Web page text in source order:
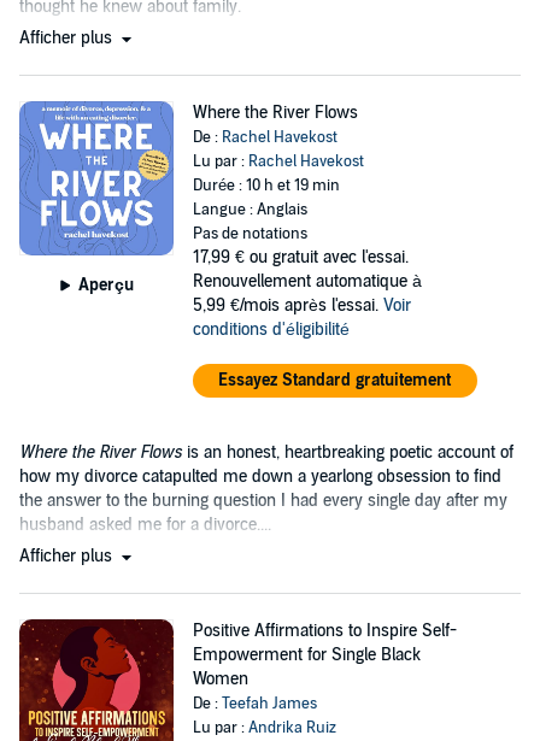
thought he knew about family.
Afficher plus
Aperçu
Where the River Flows
De : Rachel Havekost
Lu par : Rachel Havekost
Durée : 10 h et 19 min
Langue : Anglais
Pas de notations
17,99 € ou gratuit avec l'essai.
Renouvellement automatique à
5,99 €/mois après l'essai. Voir
conditions d'éligibilité
Essayez Standard gratuitement
Where the River Flowsis an honest, heartbreaking poetic account of
how my divorce catapulted me down a yearlong obsession to find
the answer to the burning question I had every single day after my
husband asked me for a divorce....
Afficher plus
Positive Affirmations to Inspire Self-
Empowerment for Single Black
Women
De :Teefah James
Lu par :Andrika Ruiz